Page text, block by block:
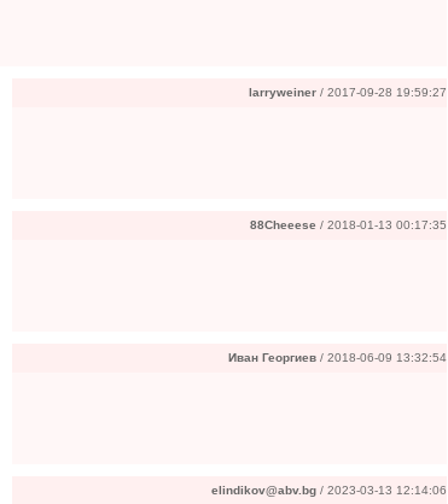
larryweiner / 2017-09-28 19:59:27
88Cheeese / 2018-01-13 00:17:35
Иван Георгиев / 2018-06-09 13:32:54
elindikov@abv.bg / 2023-03-13 12:14:06